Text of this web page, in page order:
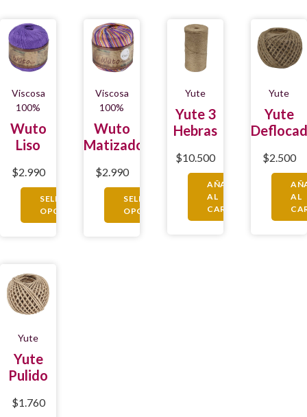
Viscosa
100%
Wuto
Liso
$2.990
SELECCIONAR
OPCIONES
Viscosa
100%
Wuto
Matizado
$2.990
SELECCIONAR
OPCIONES
Yute
Yute 3
Hebras
$10.500
AÑADIR
AL
CARRITO
Yute
Yute
$2.500
AL
Yute
Yute
Pulido
$1.760